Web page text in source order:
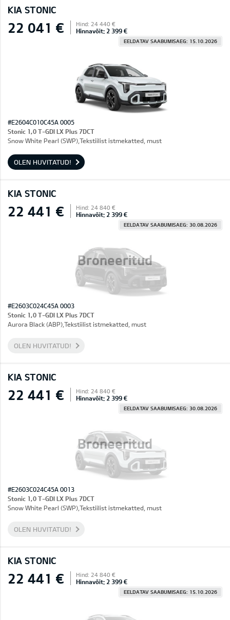
KIA STONIC
22 041 € Hind: 24 440 €
Hinnavõit: 2 399 €
EELDATAV SAABUMISAEG: 15.10.2026
#E2604C010C45A 0005
Stonic 1,0 T-GDI LX Plus 7DCT
Snow White Pearl (SWP),Tekstiilist istmekatted, must
OLEN HUVITATUD!
KIA STONIC
Broneeritud
22 441 € Hind: 24 840 €
Hinnavõit: 2 399 €
EELDATAV SAABUMISAEG: 30.08.2026
#E2603C024C45A 0003
Stonic 1,0 T-GDI LX Plus 7DCT
Aurora Black (ABP),Tekstiilist istmekatted, must
OLEN HUVITATUD!
KIA STONIC
Broneeritud
22 441 € Hind: 24 840 €
Hinnavõit: 2 399 €
EELDATAV SAABUMISAEG: 30.08.2026
#E2603C024C45A 0013
Stonic 1,0 T-GDI LX Plus 7DCT
Snow White Pearl (SWP),Tekstiilist istmekatted, must
OLEN HUVITATUD!
KIA STONIC
22 441 € Hind: 24 840 €
Hinnavõit: 2 399 €
EELDATAV SAABUMISAEG: 15.10.2026